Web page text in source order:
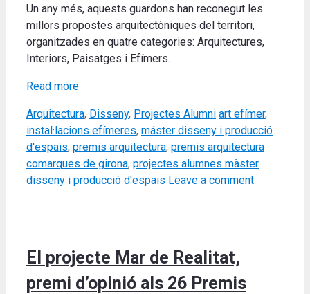
Un any més, aquests guardons han reconegut les
millors propostes arquitectòniques del territori,
organitzades en quatre categories: Arquitectures,
Interiors, Paisatges i Efímers.
Read more
Categories
Arquitectura, Disseny, Projectes Alumni Tags
art efímer,
instal·lacions efímeres, máster disseny i producció
d'espais, premis arquitectura, premis arquitectura
comarques de girona, projectes alumnes màster
disseny i producció d'espais Leave a comment
El projecte Mar de Realitat,
premi d’opinió als 26 Premis